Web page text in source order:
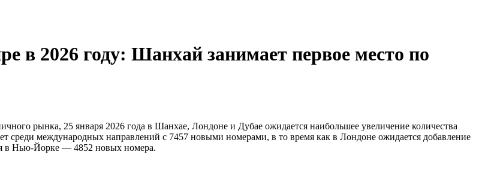
в 2026 году: Шанхай занимает первое место по
рынка, 25 января 2026 года в Шанхае, Лондоне и Дубае ожидается наибольшее увеличение количества
международных направлений с 7457 новыми номерами, в то время как в Лондоне ожидается добавление
в Нью-Йорке — 4852 новых номера.